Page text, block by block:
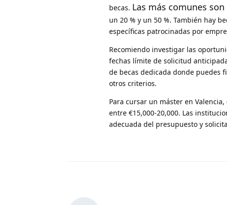
becas. Las más comunes
un 20 % y un 50 %. También hay
específicas patrocinadas por
Recomiendo investigar las
fechas límite de solicitud
de becas dedicada donde puedes
otros criterios.
Para cursar un máster en
entre €15,000-20,000. Las
adecuada del presupuesto y